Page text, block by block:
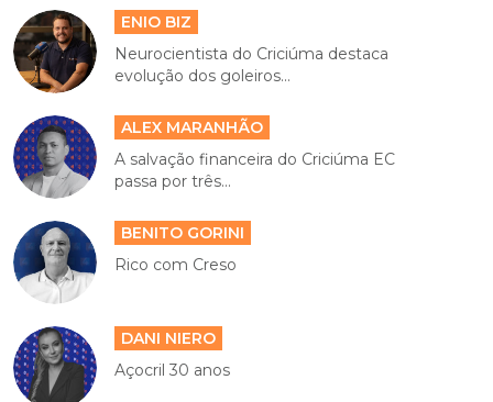
ENIO BIZ
Neurocientista do Criciúma destaca
evolução dos goleiros...
ALEX MARANHÃO
A salvação financeira do Criciúma EC
passa por três...
BENITO GORINI
Rico com Creso
DANI NIERO
Açocril 30 anos